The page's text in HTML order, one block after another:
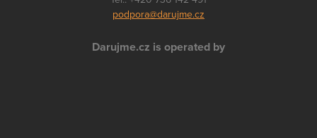
podpora@darujme.cz
Darujme.cz is operated by